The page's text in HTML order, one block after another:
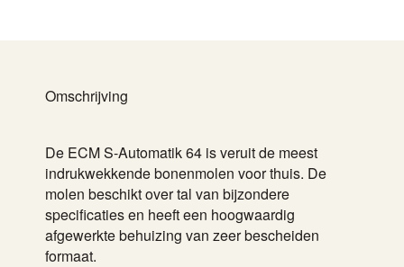
Omschrijving
De ECM S-Automatik 64 is veruit de meest
indrukwekkende bonenmolen voor thuis. De
molen beschikt over tal van bijzondere
specificaties en heeft een hoogwaardig
afgewerkte behuizing van zeer bescheiden
formaat.